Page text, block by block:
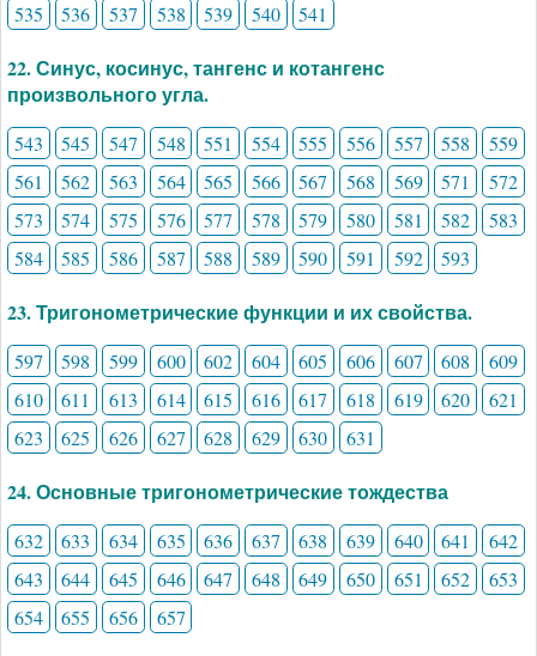
535
536 537 538 539 540 541
22. Синус, косинус, тангенс и котангенс
произвольного угла.
543 545 547 548 551 554 555 556 557 558
559
561
562 563 564 565 566 567 568 569 571
572
573
574 575 576 577 578 579 580 581 582
583
584
585 586 587 588 589 590 591 592 593
23. Тригонометрические функции и их свойства.
597 598 599 600 602 604 605 606 607 608
609
610
611 613 614 615 616 617 618 619 620
621
623
625 626 627 628 629 630 631
24. Основные тригонометрические тождества
632 633 634 635 636 637 638 639 640 641
642
643
644 645 646 647 648 649 650 651 652
653
654
655 656 657